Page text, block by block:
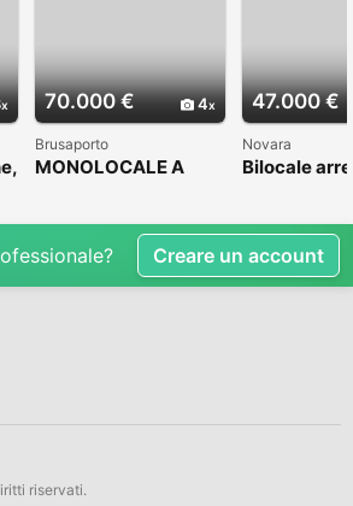
70.000 € 4
Brusaporto
MONOLOCALE A
47.000 €
Novara
Bilocale
Creare un account
riservati.